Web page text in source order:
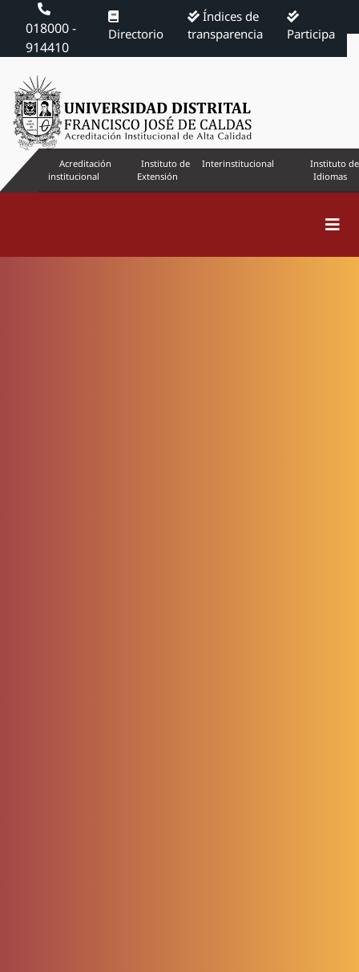
018000 -
914410
Directorio
Índices de
transparencia
Participa
Acreditación
institucional
Instituto de
Extensión
Interinstitucional
Instituto de
Idiomas